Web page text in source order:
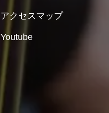
アクセスマップ
Youtube